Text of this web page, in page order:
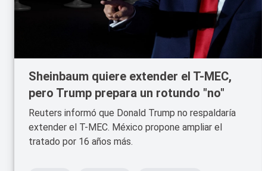
Sheinbaum quiere extender el T-MEC,
pero Trump prepara un rotundo "no"
Reuters informó que Donald Trump no respaldaría
extender el T-MEC. México propone ampliar el
tratado por 16 años más.